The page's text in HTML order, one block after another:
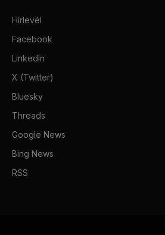
Hírlevél
Facebook
LinkedIn
X (Twitter)
Bluesky
Threads
Google News
Bing News
RSS